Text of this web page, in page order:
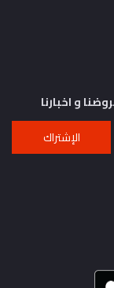
و اخبارنا
الإشتراك